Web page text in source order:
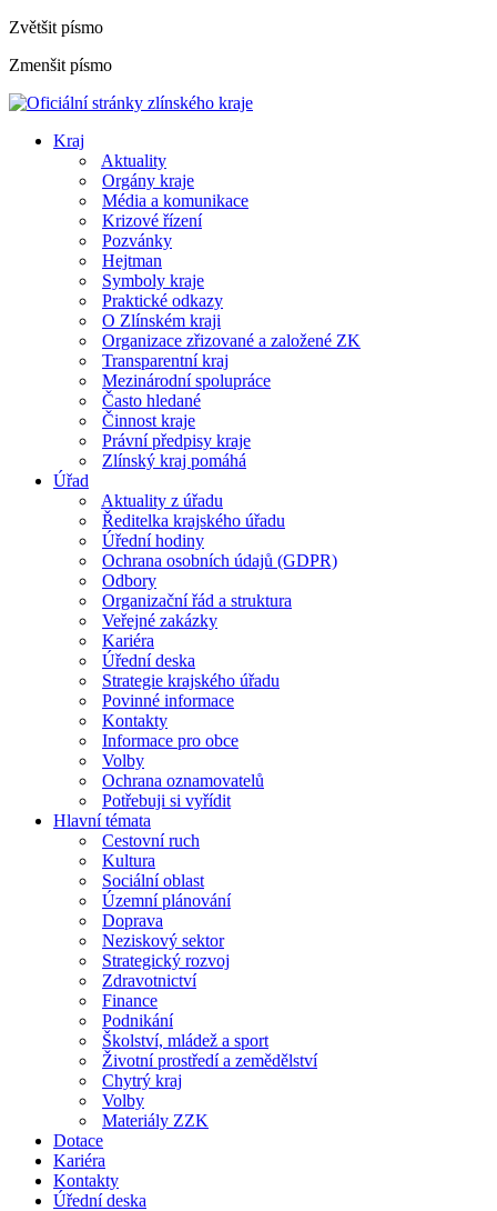
Zvětšit písmo
Zmenšit písmo
Kraj
Aktuality
Orgány kraje
Média a komunikace
Krizové řízení
Pozvánky
Hejtman
Symboly kraje
Praktické odkazy
O Zlínském kraji
Organizace zřizované a založené ZK
Transparentní kraj
Mezinárodní spolupráce
Často hledané
Činnost kraje
Právní předpisy kraje
Zlínský kraj pomáhá
Úřad
Aktuality z úřadu
Ředitelka krajského úřadu
Úřední hodiny
Ochrana osobních údajů (GDPR)
Odbory
Organizační řád a struktura
Veřejné zakázky
Kariéra
Úřední deska
Strategie krajského úřadu
Povinné informace
Kontakty
Informace pro obce
Volby
Ochrana oznamovatelů
Potřebuji si vyřídit
Hlavní témata
Cestovní ruch
Kultura
Sociální oblast
Územní plánování
Doprava
Neziskový sektor
Strategický rozvoj
Zdravotnictví
Finance
Podnikání
Školství, mládež a sport
Životní prostředí a zemědělství
Chytrý kraj
Volby
Materiály ZZK
Dotace
Kariéra
Kontakty
Úřední deska